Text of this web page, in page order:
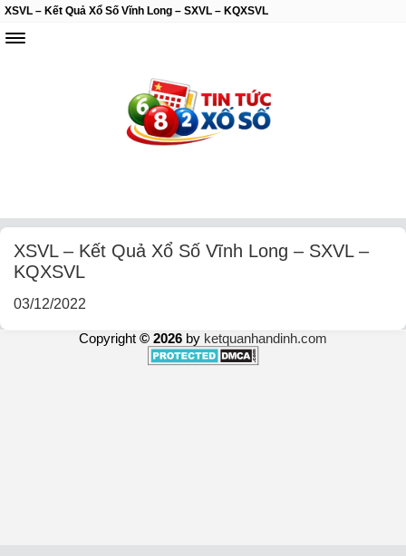
XSVL – Kết Quả Xổ Số Vĩnh Long – SXVL – KQXSVL
XSVL – Kết Quả Xổ Số Vĩnh Long – SXVL –
KQXSVL
03/12/2022
Copyright © 2026 by ketquanhandinh.com